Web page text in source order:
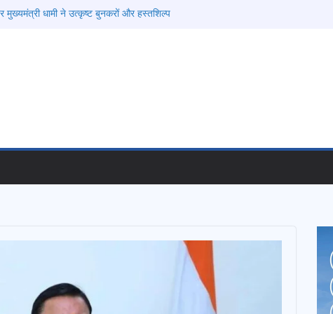
मुख्यमंत्री धामी ने उत्कृष्ट बुनकरों और हस्तशिल्प